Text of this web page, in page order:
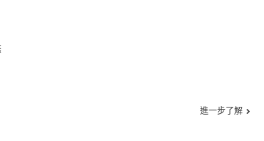
進一步了解